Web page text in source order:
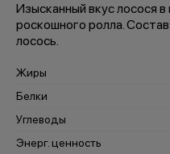
Изысканный вкус лосося
роскошного ролла.
лосось.
Жиры
Белки
Углеводы
Энерг. ценность